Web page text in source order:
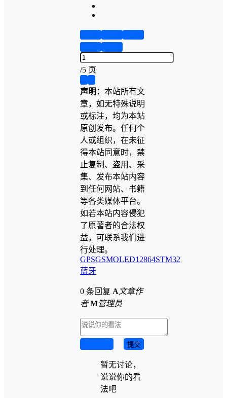
/5 页
声明： 本站所有文
章，如无特殊说明
或标注，均为本站
原创发布。任何个
人或组织，在未征
得本站同意时，禁
止复制、盗用、采
集、发布本站内容
到任何网站、书籍
等各类媒体平台。
如若本站内容侵犯
了原著者的合法权
益，可联系我们进
行处理。
GPSGSMOLED12864STM32
蓝牙
0 条回复 A 文章作
者 M管理员
提交
暂无讨论，
说说你的看
法吧